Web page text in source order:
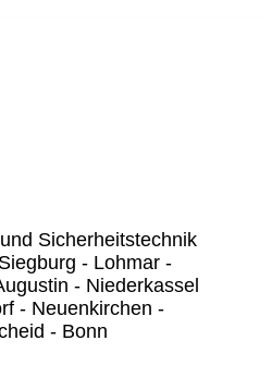
Sicherheitstechnik
- Lohmar -
- Niederkassel
- Neuenkirchen -
- Bonn